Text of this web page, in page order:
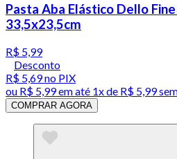
Pasta Aba Elástico Dello
33,5x23,5cm
R$ 5,99
Desconto
R$ 5,69no PIX
ou R$ 5,99em até 1x de R$ 5,99
COMPRAR AGORA